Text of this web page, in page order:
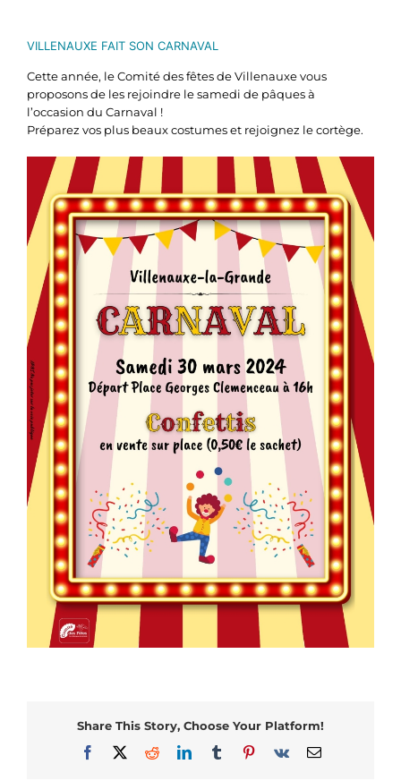
VILLENAUXE FAIT SON CARNAVAL
Cette année, le Comité des fêtes de Villenauxe vous
proposons de les rejoindre le samedi de pâques à
l’occasion du Carnaval !
Préparez vos plus beaux costumes et rejoignez le cortège.
Share This Story, Choose Your Platform!
Facebook
X RedditLinkedInTumblrPinterest
Vk Email